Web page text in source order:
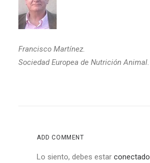
Francisco Martínez.
Sociedad Europea de Nutrición Animal.
ADD COMMENT
Lo siento, debes estar conectado